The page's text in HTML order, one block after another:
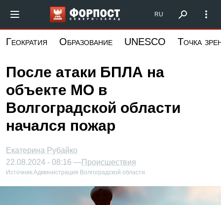
основному
Форпост Северо-Запад
RU
Геократия Образование UNESCO Точка
После атаки БПЛА на
объекте МО в
Волгоградской области
начался пожар
Екатерина Рубайко
22.08.2024 - 08:16 —Происшествия
Источник:Администрация Волгоградской области